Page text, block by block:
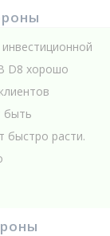
D8 хорошо
быть
быстро расти.